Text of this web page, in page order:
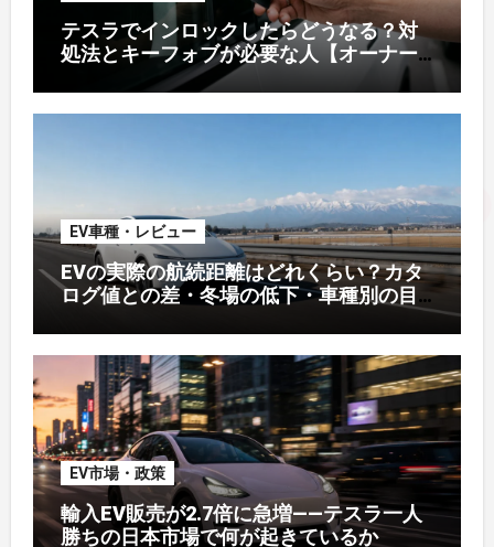
テスラでインロックしたらどうなる？対
処法とキーフォブが必要な人【オーナー
EV車種・レビュー
EVの実際の航続距離はどれくらい？カタ
ログ値との差・冬場の低下・車種別の目
EV市場・政策
輸入EV販売が2.7倍に急増——テスラ一人
勝ちの日本市場で何が起きているか